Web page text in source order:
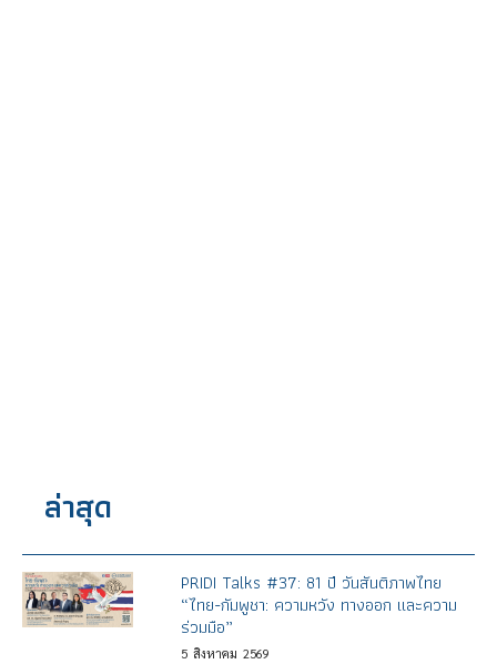
ล่าสุด
PRIDI Talks #37: 81 ปี วันสันติภาพไทย
“ไทย-กัมพูชา: ความหวัง ทางออก และความ
ร่วมมือ”
5 สิงหาคม 2569